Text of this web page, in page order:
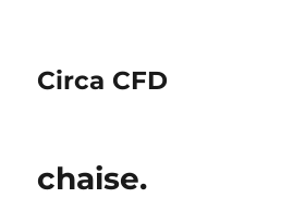
Circa CFD
chaise.